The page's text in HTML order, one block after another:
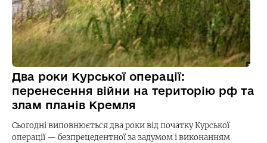
Два роки Курської операції:
перенесення війни на територію рф та
злам планів Кремля
Сьогодні виповнюється два роки від початку Курської
операції — безпрецедентної за задумом і виконанням